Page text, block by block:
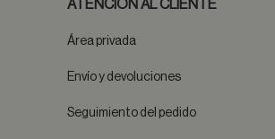
ATENCIÓN AL CLIENTE
Área privada
Envío y devoluciones
Seguimiento del pedido